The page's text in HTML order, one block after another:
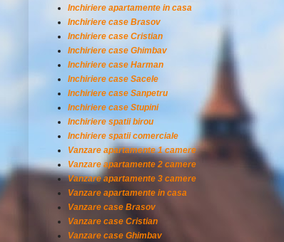
Inchiriere apartamente in casa
Inchiriere case Brasov
Inchiriere case Cristian
Inchiriere case Ghimbav
Inchiriere case Harman
Inchiriere case Sacele
Inchiriere case Sanpetru
Inchiriere case Stupini
Inchiriere spatii birou
Inchiriere spatii comerciale
Vanzare apartamente 1 camere
Vanzare apartamente 2 camere
Vanzare apartamente 3 camere
Vanzare apartamente in casa
Vanzare case Brasov
Vanzare case Cristian
Vanzare case Ghimbav